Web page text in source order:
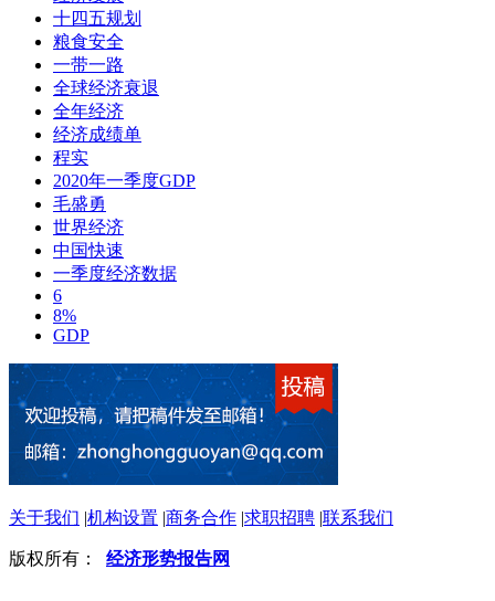
十四五规划
粮食安全
一带一路
全球经济衰退
全年经济
经济成绩单
程实
2020年一季度GDP
毛盛勇
世界经济
中国快速
一季度经济数据
6
8%
GDP
关于我们 |机构设置 |商务合作 |求职招聘 |联系我们
版权所有： 经济形势报告网